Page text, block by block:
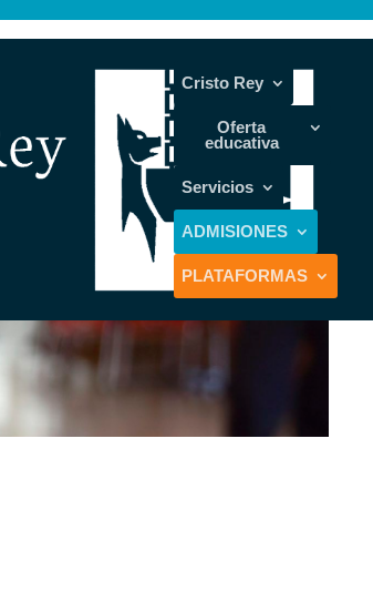
Cristo Rey
Oferta
educativa
Servicios
ADMISIONES
PLATAFORMAS